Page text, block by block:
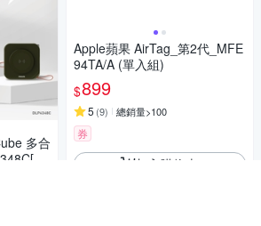
多合
特
Apple蘋果 AirTag_第2代_MFE
94TA/A (單入組)
$899
5 (9) 總銷量>100
券
加入購物車